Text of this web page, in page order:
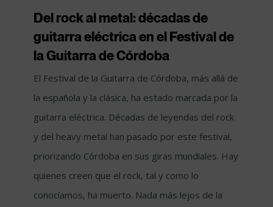
Del rock al metal: décadas de
guitarra eléctrica en el Festival de
la Guitarra de Córdoba
El Festival de la Guitarra de Córdoba, más allá de
la española y la clásica, ha estado marcada por la
guitarra eléctrica. Décadas de leyendas del rock
y del heavy metal han pasado por este festival,
priorizando Córdoba en sus giras mundiales. Hay
quienes creen que el rock, tal y como lo
conocíamos, ha muerto. Nada más lejos de la